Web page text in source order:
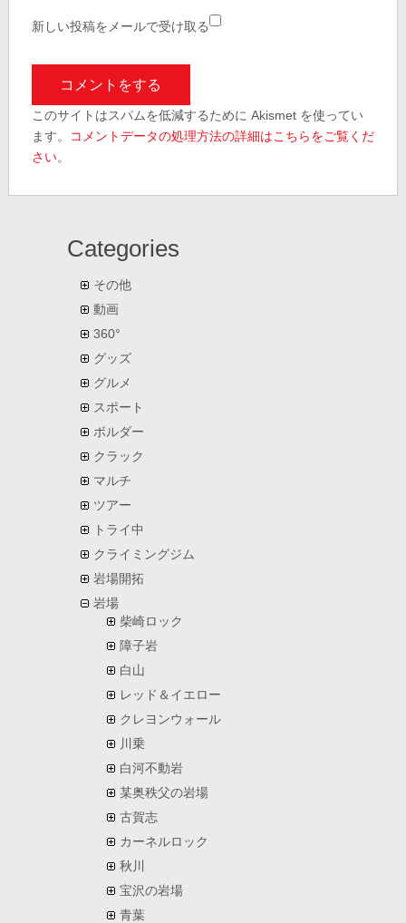
新しい投稿をメールで受け取る
このサイトはスパムを低減するために Akismet を使ってい
ます。
コメントデータの処理方法の詳細はこちらをご覧くだ
さい。
Categories
その他
動画
360°
グッズ
グルメ
スポート
ボルダー
クラック
マルチ
ツアー
トライ中
クライミングジム
岩場開拓
岩場
柴崎ロック
障子岩
白山
レッド＆イエロー
クレヨンウォール
川乗
白河不動岩
某奥秩父の岩場
古賀志
カーネルロック
秋川
宝沢の岩場
青葉